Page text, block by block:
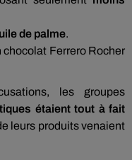
de palme.
Ferrero Rocher
les groupes
étaient tout à fait
leurs produits venaient